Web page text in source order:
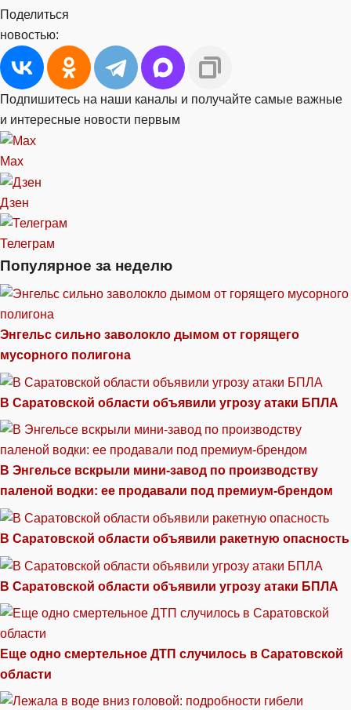
Поделиться
новостью:
Подпишитесь на наши каналы и получайте самые важные
и интересные новости первым
Max
Дзен
Телеграм
Популярное за неделю
Энгельс сильно заволокло дымом от горящего
мусорного полигона
В Саратовской области объявили угрозу атаки БПЛА
В Энгельсе вскрыли мини-завод по производству
паленой водки: ее продавали под премиум-брендом
В Саратовской области объявили ракетную опасность
В Саратовской области объявили угрозу атаки БПЛА
Еще одно смертельное ДТП случилось в Саратовской
области